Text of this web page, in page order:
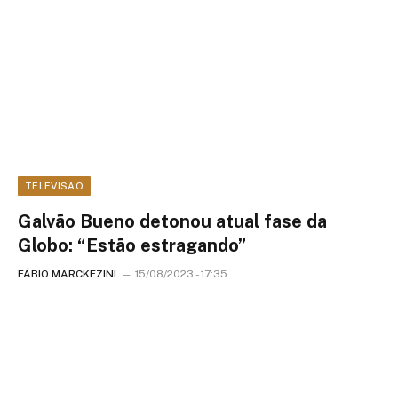
TELEVISÃO
Galvão Bueno detonou atual fase da
Globo: “Estão estragando”
FÁBIO MARCKEZINI 15/08/2023 - 17:35